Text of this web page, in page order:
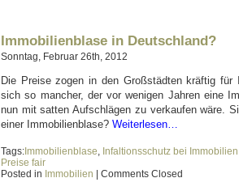
Immobilienblase in Deutschland?
Sonntag, Februar 26th, 2012
Die Preise zogen in den Großstädten kräftig für
sich so mancher, der vor wenigen Jahren eine
nun mit satten Aufschlägen zu verkaufen wäre.
einer Immobilienblase? Weiterlesen…
Tags: Immobilienblase, Infaltionsschutz bei Immobilien
Preise fair
Posted in Immobilien Comments Closed